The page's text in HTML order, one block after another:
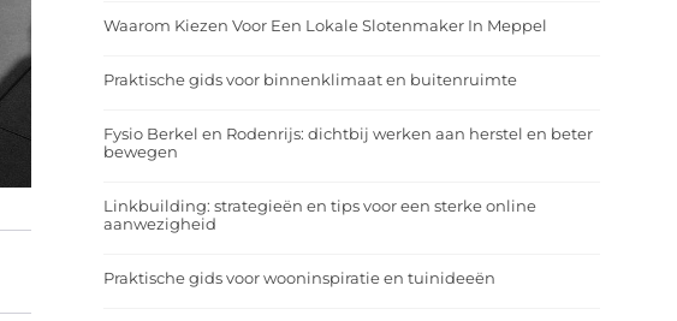
Waarom Kiezen Voor Een Lokale Slotenmaker In Meppel
Praktische gids voor binnenklimaat en buitenruimte
Fysio Berkel en Rodenrijs: dichtbij werken aan herstel en beter
bewegen
Linkbuilding: strategieën en tips voor een sterke online
aanwezigheid
Praktische gids voor wooninspiratie en tuinideeën